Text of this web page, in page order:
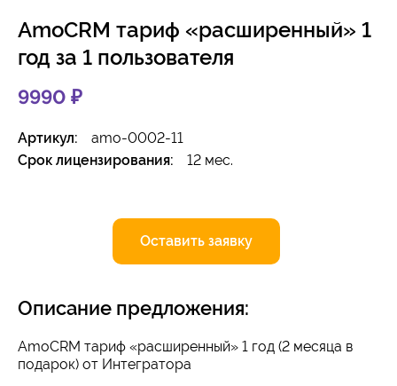
AmoCRM тариф «расширенный» 1
год за 1 пользователя
9990 ₽
Артикул:
amo-0002-11
Срок лицензирования:
12 мес.
Оставить заявку
Описание предложения:
AmoCRM тариф «расширенный» 1 год (2 месяца в
подарок) от Интегратора